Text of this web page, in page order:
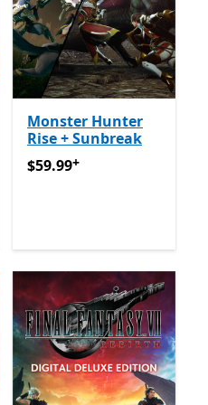
Monster Hunter
Rise + Sunbreak
$59.99የመተግበሪያ ግብይቶች
$59.99+